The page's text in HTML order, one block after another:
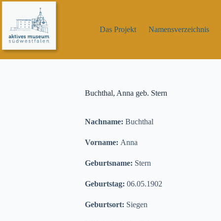
Zum
springen
Das Projekt
Namensverzeichnis
Buchthal, Anna geb. Stern
Nachname: Buchthal
Vorname: Anna
Geburtsname: Stern
Geburtstag: 06.05.1902
Geburtsort: Siegen